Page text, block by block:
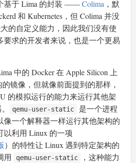
基于 Lima 的封装 ——Colima ，默
和 Kubernetes，但 Colima 并没
的自定义能力，因此我们没有使
要求的开发者来说，也是一个更易
中的 Docker 在 Apple Silicon 上
镜像，但就像前面提到的那样，
的模拟运行的能力来运行其他架
qemu-user-static
是一个进程
像一个解释器一样运行其他架构的
以利用 Linux 的一项
）的特性让 Linux 遇到特定架构的
用
qemu-user-static
，这种能力